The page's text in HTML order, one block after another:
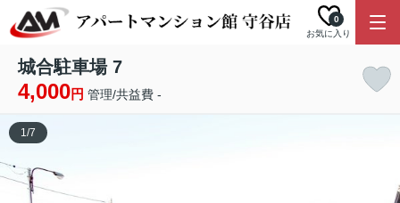
お気に入り
0
城合駐車場 7
4,000円 管理/共益費 -
1/7